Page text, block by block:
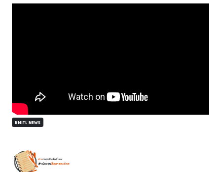
KMITL NEWS